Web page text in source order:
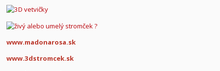
www.madonarosa.sk
www.3dstromcek.sk